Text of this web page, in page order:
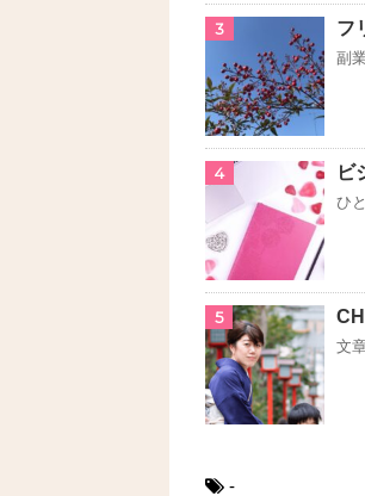
3 フ
副
4 ビ
ひ
5
文
-